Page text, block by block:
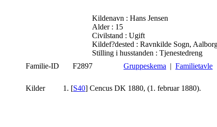
Kildenavn : Hans Jensen
Alder : 15
Civilstand : Ugift
Kildef?dested : Ravnkilde Sogn,
Stilling i husstanden : Tjenestedreng
Familie-ID
F2897 Gruppeskema | Familietavle
Kilder [S40] Cencus DK 1880, (1. februar 1880).